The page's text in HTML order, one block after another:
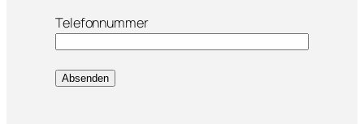
Telefonnummer